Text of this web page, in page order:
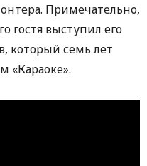
Примечательно,
гостя выступил его
который семь лет
«Караоке».